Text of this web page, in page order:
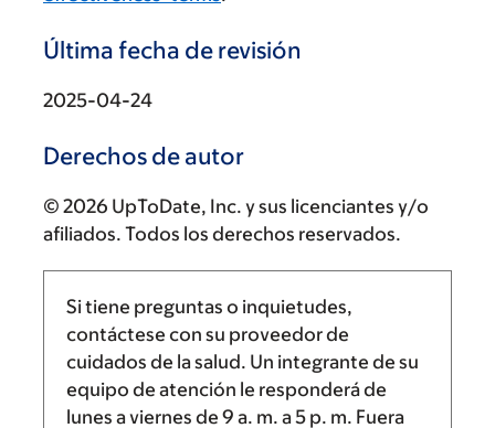
Última fecha de revisión
2025-04-24
Derechos de autor
© 2026 UpToDate, Inc. y sus licenciantes y/o
afiliados. Todos los derechos reservados.
Si tiene preguntas o inquietudes,
contáctese con su proveedor de
cuidados de la salud. Un integrante de su
equipo de atención le responderá de
lunes a viernes de 9 a. m. a5 p. m. Fuera